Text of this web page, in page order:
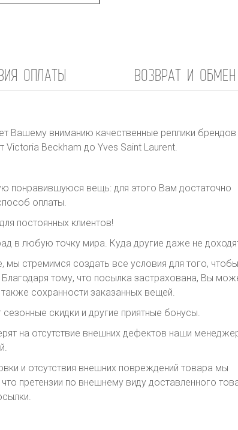
ОПЛАТЫ ВОЗВРАТ И ОБМЕН
Вашему вниманию качественные реплики
Victoria Beckham до Yves Saint Laurent.
понравившуюся вещь: для этого Вам достаточно
оплаты.
постоянных клиентов!
в любую точку мира. Куда другие даже не
стремимся создать все условия для того,
тому, что посылка застрахована, Вы
сохранности заказанных вещей.
скидки и другие приятные бонусы.
на отсутствие внешних дефектов наши
и отсутствия внешних повреждений товара мы
претензии по внешнему виду доставленного